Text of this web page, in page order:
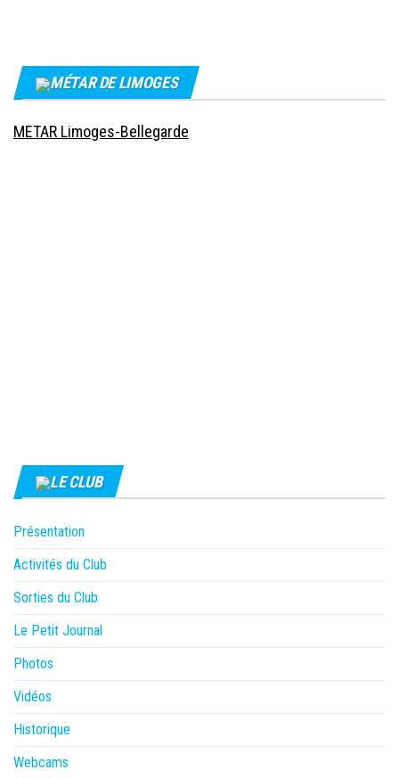
MÉTAR DE LIMOGES
METAR Limoges-Bellegarde
LE CLUB
Présentation
Activités du Club
Sorties du Club
Le Petit Journal
Photos
Vidéos
Historique
Webcams